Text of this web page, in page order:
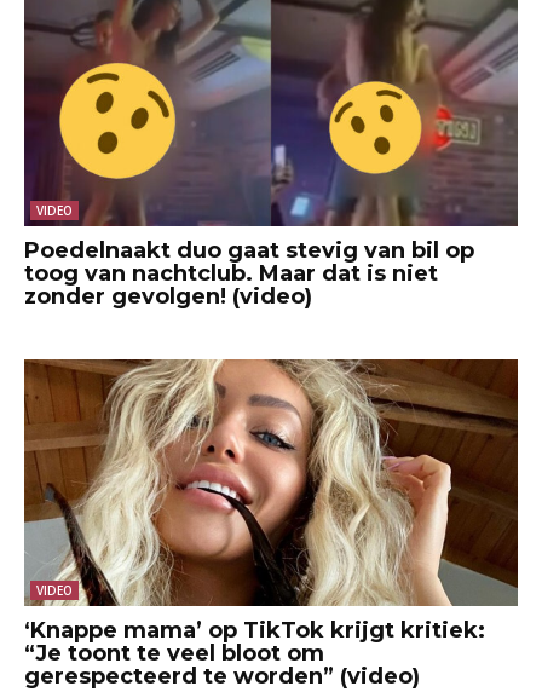
VIDEO
Poedelnaakt duo gaat stevig van bil op
toog van nachtclub. Maar dat is niet
zonder gevolgen! (video)
VIDEO
‘Knappe mama’ op TikTok krijgt kritiek:
“Je toont te veel bloot om
gerespecteerd te worden” (video)